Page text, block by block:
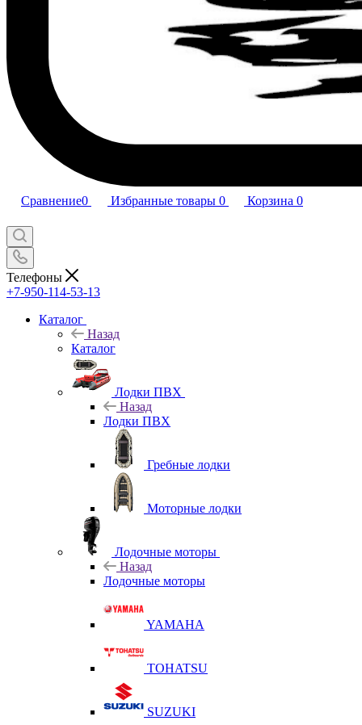
Сравнение0 Избранные товары 0 Корзина 0
Телефоны
+7-950-114-53-13
Каталог
Назад
Каталог
Лодки ПВХ
Назад
Лодки ПВХ
Гребные лодки
Моторные лодки
Лодочные моторы
Назад
Лодочные моторы
YAMAHA
TOHATSU
SUZUKI